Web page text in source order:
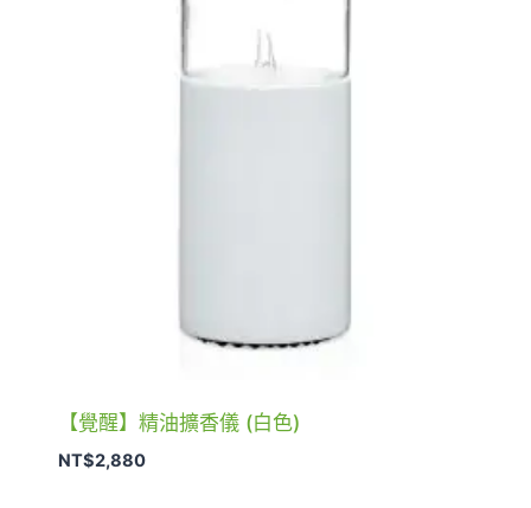
【覺醒】精油擴香儀 (白色)
NT$2,880